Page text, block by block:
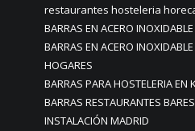
restaurantes hosteleria
BARRAS EN ACERO
BARRAS EN ACERO
HOGARES
BARRAS PARA HOSTELERIA
BARRAS RESTAURANTES
INSTALACIÓN MADRID